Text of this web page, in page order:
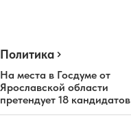
Политика
На места в Госдуме от
Ярославской области
претендует 18 кандидатов